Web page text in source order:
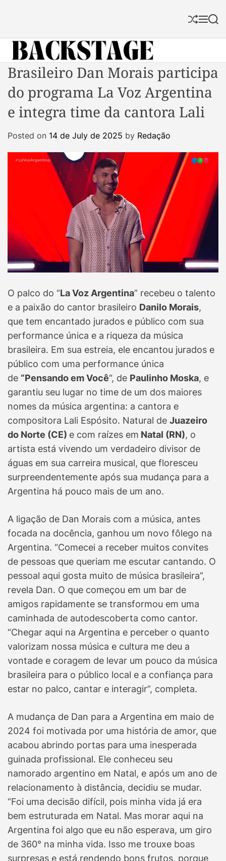
S
f
M S
c
h
B
a
c
s
t
Brasileiro Dan Morais participa
do programa La Voz Argentina
e integra time da cantora Lali
Posted on 14 de July de 2025 by Redação
O palco do “La Voz Argentina” recebeu o talento
e a paixão do cantor brasileiro Danilo Morais,
que tem encantado jurados e público com sua
performance única e a riqueza da música
brasileira. Em sua estreia, ele encantou jurados e
público com uma performance única
de “Pensando em Você“, de Paulinho Moska, e
garantiu seu lugar no time de um dos maiores
nomes da música argentina: a cantora e
compositora Lali Espósito. Natural de Juazeiro
do Norte (CE) e com raízes em Natal (RN), o
artista está vivendo um verdadeiro divisor de
águas em sua carreira musical, que floresceu
surpreendentemente após sua mudança para a
Argentina há pouco mais de um ano.
A ligação de Dan Morais com a música, antes
focada na docência, ganhou um novo fôlego na
Argentina. “Comecei a receber muitos convites
de pessoas que queriam me escutar cantando. O
pessoal aqui gosta muito de música brasileira”,
revela Dan. O que começou em um bar de
amigos rapidamente se transformou em uma
caminhada de autodescoberta como cantor.
“Chegar aqui na Argentina e perceber o quanto
valorizam nossa música e cultura me deu a
vontade e coragem de levar um pouco da música
brasileira para o público local e a confiança para
estar no palco, cantar e interagir”, completa.
A mudança de Dan para a Argentina em maio de
2024 foi motivada por uma história de amor, que
acabou abrindo portas para uma inesperada
guinada profissional. Ele conheceu seu
namorado argentino em Natal, e após um ano de
relacionamento à distância, decidiu se mudar.
“Foi uma decisão difícil, pois minha vida já era
bem estruturada em Natal. Mas morar aqui na
Argentina foi algo que eu não esperava, um giro
de 360° na minha vida. Isso me trouxe boas
surpresas e está rendendo bons frutos, porque